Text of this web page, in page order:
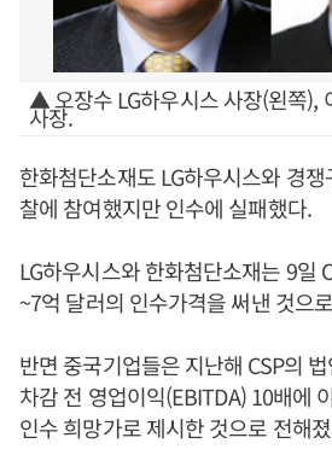
▲ 오장수 LG하우시스 사장(왼쪽),
사장.
한화첨단소재도 LG하우시스와 경
찰에 참여했지만 인수에 실패했다.
LG하우시스와 한화첨단소재는 9일
~7억 달러의 인수가격을 써낸 것으
반면 중국기업들은 지난해 CSP의 법
차감 전 영업이익(EBITDA) 10배에
인수 희망가로 제시한 것으로 전해